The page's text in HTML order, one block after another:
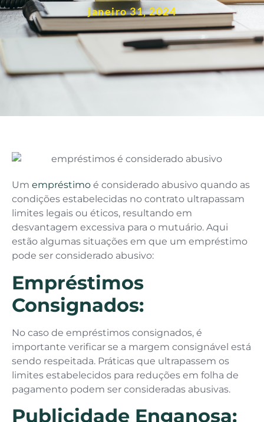
janeiro 31, 2024
Um empréstimo é considerado abusivo quando as
condições estabelecidas no contrato ultrapassam
limites legais ou éticos, resultando em
desvantagem excessiva para o mutuário. Aqui
estão algumas situações em que um empréstimo
pode ser considerado abusivo:
Empréstimos
Consignados:
No caso de empréstimos consignados, é
importante verificar se a margem consignável está
sendo respeitada. Práticas que ultrapassem os
limites estabelecidos para reduções em folha de
pagamento podem ser consideradas abusivas.
Publicidade Enganosa: